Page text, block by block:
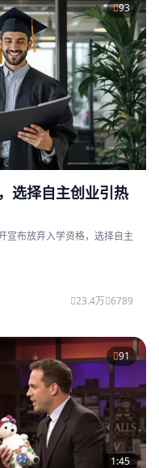
93
选择自主创业引热
宣布放弃入学资格，选择自主
23.4万 6789
91
1:45